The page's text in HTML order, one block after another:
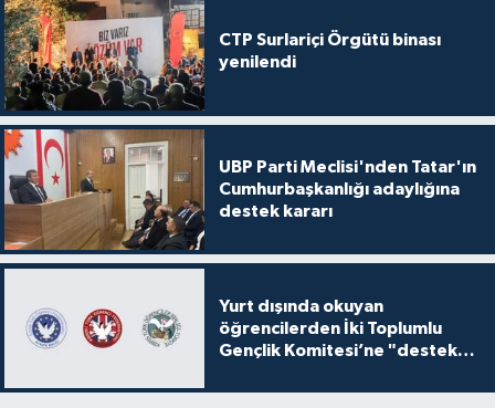
CTP Surlariçi Örgütü binası
yenilendi
UBP Parti Meclisi'nden Tatar'ın
Cumhurbaşkanlığı adaylığına
destek kararı
Yurt dışında okuyan
öğrencilerden İki Toplumlu
Gençlik Komitesi’ne "destek